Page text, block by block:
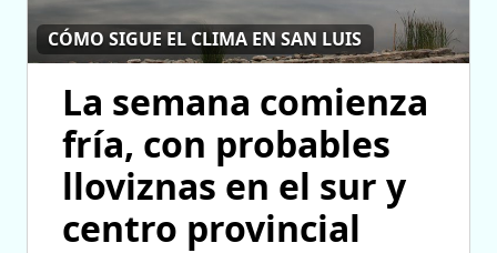
CÓMO SIGUE EL CLIMA EN SAN LUIS
La semana comienza
fría, con probables
lloviznas en el sur y
centro provincial